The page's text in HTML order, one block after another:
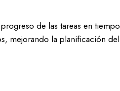
de las tareas en tiempo
mejorando la planificación del